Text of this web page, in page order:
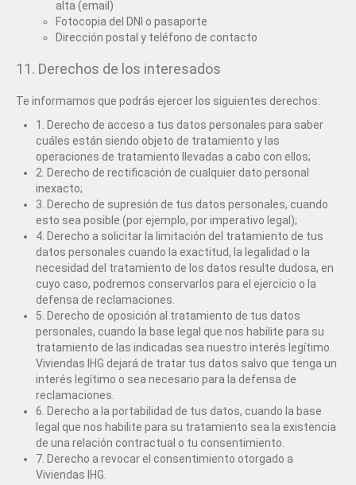
alta (email)
Fotocopia del DNI o pasaporte
Dirección postal y teléfono de contacto
11. Derechos de los interesados
Te informamos que podrás ejercer los siguientes derechos:
1. Derecho de acceso a tus datos personales para saber
cuáles están siendo objeto de tratamiento y las
operaciones de tratamiento llevadas a cabo con ellos;
2. Derecho de rectificación de cualquier dato personal
inexacto;
3. Derecho de supresión de tus datos personales, cuando
esto sea posible (por ejemplo, por imperativo legal);
4. Derecho a solicitar la limitación del tratamiento de tus
datos personales cuando la exactitud, la legalidad o la
necesidad del tratamiento de los datos resulte dudosa, en
cuyo caso, podremos conservarlos para el ejercicio o la
defensa de reclamaciones.
5. Derecho de oposición al tratamiento de tus datos
personales, cuando la base legal que nos habilite para su
tratamiento de las indicadas sea nuestro interés legítimo.
Viviendas IHG dejará de tratar tus datos salvo que tenga un
interés legítimo o sea necesario para la defensa de
reclamaciones.
6. Derecho a la portabilidad de tus datos, cuando la base
legal que nos habilite para su tratamiento sea la existencia
de una relación contractual o tu consentimiento.
7. Derecho a revocar el consentimiento otorgado a
Viviendas IHG.